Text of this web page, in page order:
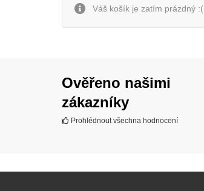
Váš košík je zatím prázdný :(
Ověřeno našimi
zákazníky
Prohlédnout všechna hodnocení